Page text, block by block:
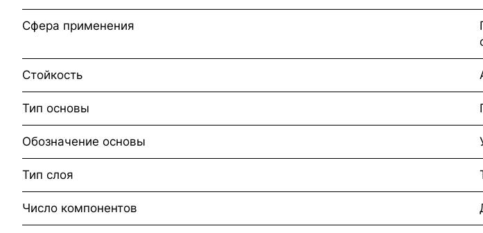
Сфера применения
Стойкость
Тип основы
Обозначение основы
Тип слоя
Число компонентов